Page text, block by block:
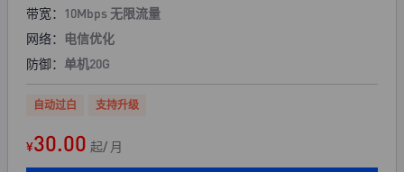
带宽： 10Mbps 无限流量
网络：
电信优化
防御： 单机20G
自动过白 支持升级
¥30.00 起/ 月